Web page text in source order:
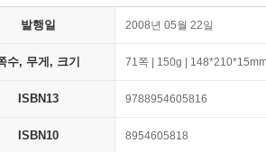
발행일 2008년 05월 22일
수, 무게, 크기 71쪽 | 150g |
ISBN13 9788954605816
ISBN10 8954605818